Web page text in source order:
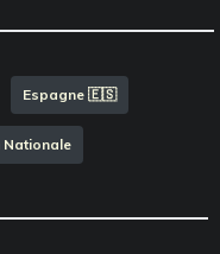
Espagne 🇪🇸
Nationale